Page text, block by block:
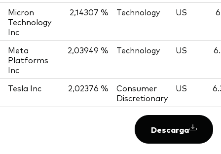
Micron
Technology
Inc
2,14307 % Technology US
Meta
Platforms
Inc
2,03949 % Technology US
Tesla Inc 2,02376 %
Consumer
Discretionary
US
Descarga